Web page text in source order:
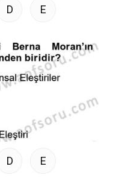
D E
D E